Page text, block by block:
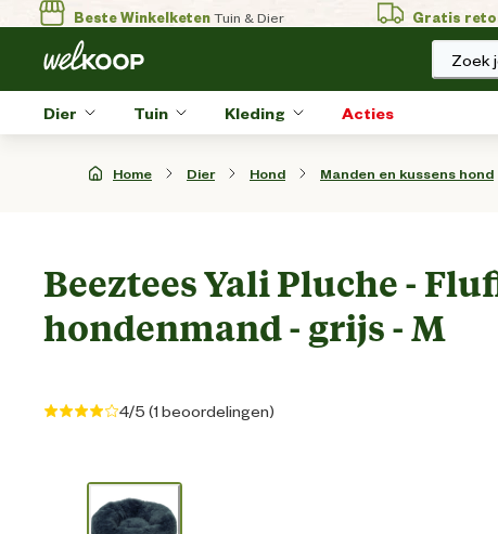
Beste WinkelketenTuin & Dier Gratis
Zoek
Dier Tuin Kleding Acties
Home Dier Hond Manden en kussens hond
Beeztees Yali Pluche -
hondenmand - grijs - M
4/5 (1 beoordelingen)